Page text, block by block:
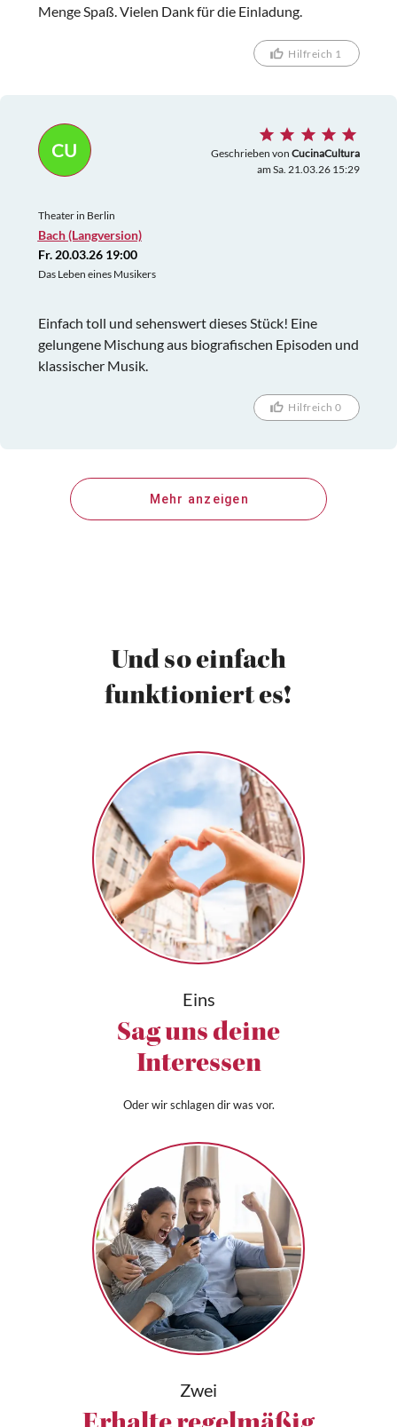
Menge Spaß. Vielen Dank für die Einladung.
Hilfreich 1
CU Geschrieben von CucinaCultura
am Sa. 21.03.26 15:29
Theater in Berlin
Bach (Langversion)
Fr. 20.03.26 19:00
Das Leben eines Musikers
Einfach toll und sehenswert dieses Stück! Eine
gelungene Mischung aus biografischen Episoden und
klassischer Musik.
Hilfreich 0
Mehr anzeigen
Und so einfach
funktioniert es!
Eins
Sag uns deine
Interessen
Oder wir schlagen dir was vor.
Zwei